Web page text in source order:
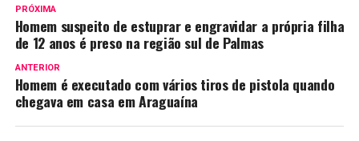
PRÓXIMA
Homem suspeito de estuprar e engravidar a própria filha
de 12 anos é preso na região sul de Palmas
ANTERIOR
Homem é executado com vários tiros de pistola quando
chegava em casa em Araguaína